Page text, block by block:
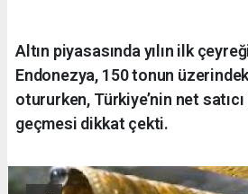
Altın piyasasında yılın ilk
Endonezya, 150 tonun
otururken, Türkiye’nin net
geçmesi dikkat çekti.